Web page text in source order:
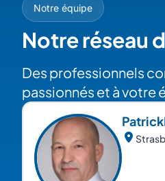
Notre équipe
Notre réseau
Des professionnels
passionnés et à votre
Patrick